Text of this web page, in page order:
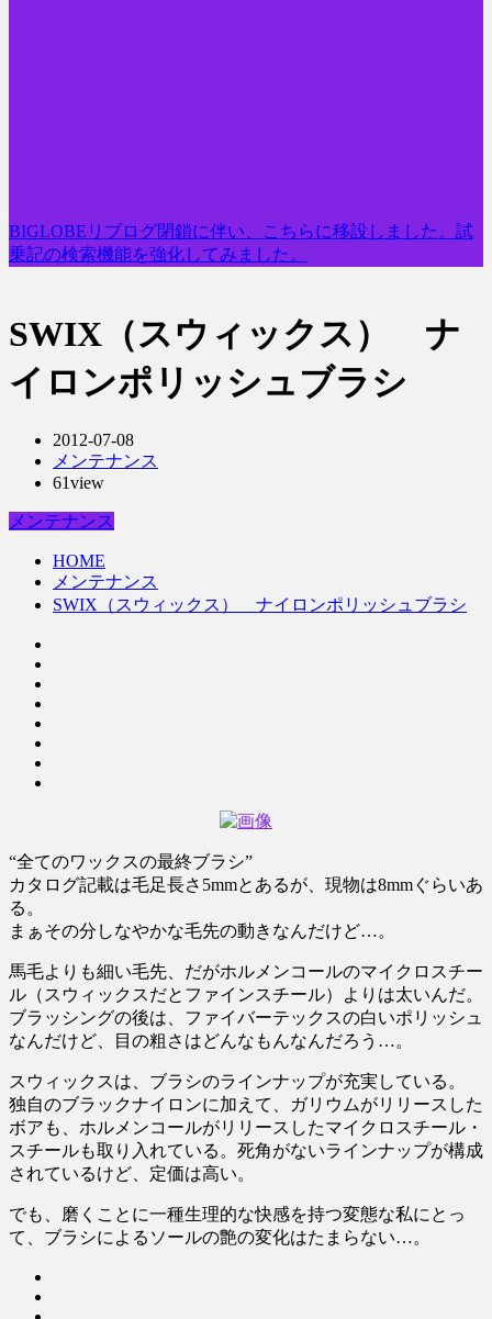
BIGLOBEリブログ閉鎖に伴い、こちらに移設しました。試
乗記の検索機能を強化してみました。
SWIX（スウィックス） ナ
イロンポリッシュブラシ
2012-07-08
メンテナンス
61view
メンテナンス
HOME
メンテナンス
SWIX（スウィックス） ナイロンポリッシュブラシ
“全てのワックスの最終ブラシ”
カタログ記載は毛足長さ5mmとあるが、現物は8mmぐらいあ
る。
まぁその分しなやかな毛先の動きなんだけど…。
馬毛よりも細い毛先、だがホルメンコールのマイクロスチー
ル（スウィックスだとファインスチール）よりは太いんだ。
ブラッシングの後は、ファイバーテックスの白いポリッシュ
なんだけど、目の粗さはどんなもんなんだろう…。
スウィックスは、ブラシのラインナップが充実している。
独自のブラックナイロンに加えて、ガリウムがリリースした
ボアも、ホルメンコールがリリースしたマイクロスチール・
スチールも取り入れている。死角がないラインナップが構成
されているけど、定価は高い。
でも、磨くことに一種生理的な快感を持つ変態な私にとっ
て、ブラシによるソールの艶の変化はたまらない…。